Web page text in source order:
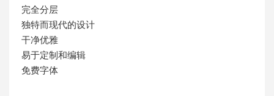
完全分层
独特而现代的设计
干净优雅
易于定制和编辑
免费字体